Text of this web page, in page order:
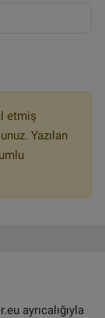
etmiş
Yazılan
ayrıcalığıyla